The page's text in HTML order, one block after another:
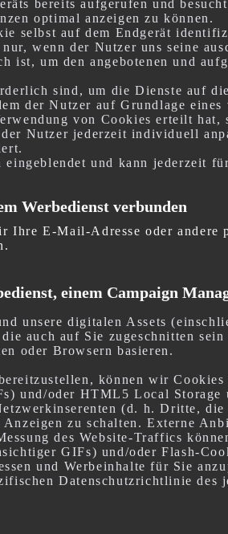
bereits aufgerufen und
optimal anzeigen zu können.
selbst auf dem Endgerät
wenn der Nutzer uns seine
ist, um den angebotenen und
sind, um die Dienste auf
der Nutzer auf Grundlage
von Cookies erteilt hat,
Nutzer jederzeit individuell
und kann jederzeit
Werbedienst verbunden
Ihre E-Mail-Adresse oder andere
einem Campaign
unsere digitalen Assets
auch auf Sie zugeschnitten
oder Browsern basieren.
können wir
und/oder HTML5 Local Storage
(d. h. Dritte, die
zu schalten. Externe
des Website-Traffics
GIFs) und/oder Flash-
und Werbeinhalte für Sie
Datenschutzrichtlinie